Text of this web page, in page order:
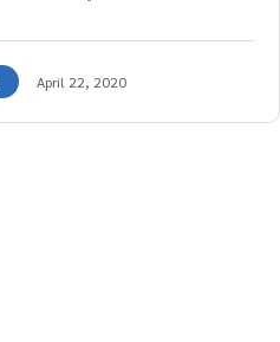
April 22, 2020